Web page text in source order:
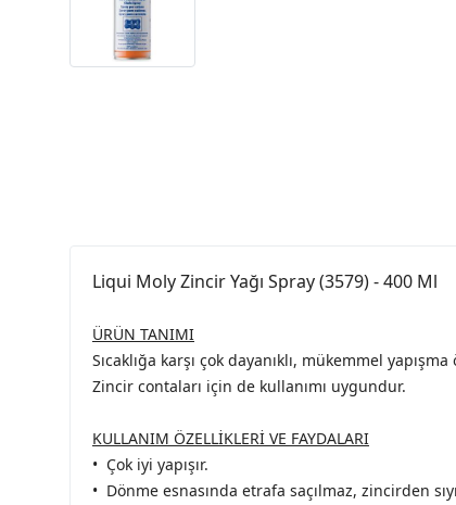
Liqui Moly Zincir Yağı Spray (3579) - 400 Ml
ÜRÜN TANIMI
Sıcaklığa karşı çok dayanıklı, mükemmel
Zincir contaları için de kullanımı uygundur.
KULLANIM ÖZELLİKLERİ VE FAYDALARI
• Çok iyi yapışır.
• Dönme esnasında etrafa saçılmaz, zincirden